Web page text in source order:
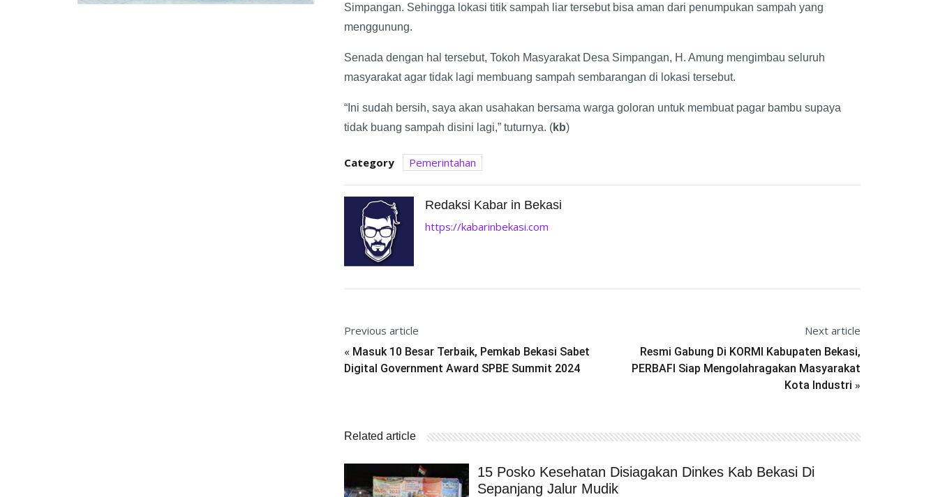
Simpangan. Sehingga lokasi titik sampah liar tersebut bisa aman dari penumpukan sampah yang
menggunung.
Senada dengan hal tersebut, Tokoh Masyarakat Desa Simpangan, H. Amung mengimbau seluruh
masyarakat agar tidak lagi membuang sampah sembarangan di lokasi tersebut.
“Ini sudah bersih, saya akan usahakan bersama warga goloran untuk membuat pagar bambu supaya
tidak buang sampah disini lagi,” tuturnya. (kb)
Category Pemerintahan
Redaksi Kabar in Bekasi
https://kabarinbekasi.com
Previous article
« Masuk 10 Besar Terbaik, Pemkab Bekasi Sabet
Digital Government Award SPBE Summit 2024
Next article
Resmi Gabung Di KORMI Kabupaten Bekasi,
PERBAFI Siap Mengolahragakan Masyarakat
Kota Industri »
Related article
15 Posko Kesehatan Disiagakan Dinkes Kab Bekasi Di
Sepanjang Jalur Mudik